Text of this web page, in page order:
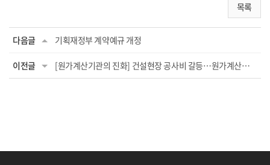
목록
다음글 기획재정부 계약예규 개정
이전글 [원가계산기관의 진화] 건설현장 공사비 갈등…원가계산기관이 해결사로 뜬다